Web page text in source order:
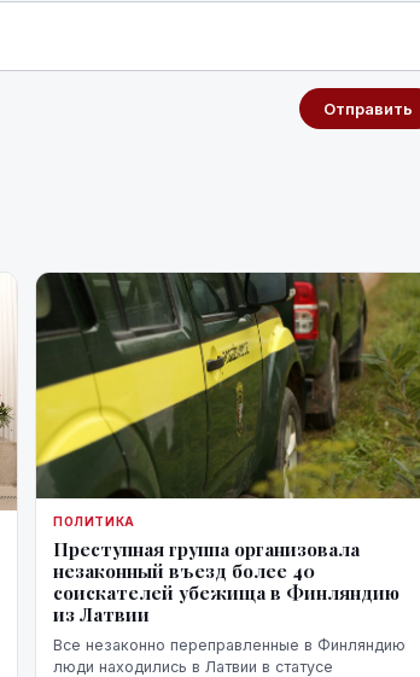
Отправить
ПОЛИТИКА
Преступная группа организовала
незаконный въезд более 40
соискателей убежища в Финляндию
из Латвии
Все незаконно переправленные в Финляндию
люди находились в Латвии в статусе